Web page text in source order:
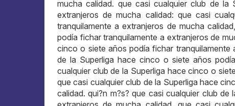
mucha calidad. que casi cualquier club de
extranjeros de mucha calidad: que casi
tranquilamente a extranjeros de mucha
podía fichar tranquilamente a extranjeros de
cinco o siete años podía fichar tranquilamente
de la Superliga hace cinco o siete años
cualquier club de la Superliga hace cinco o
que casi cualquier club de la Superliga hace
calidad. qui?n m?s? que casi cualquier club